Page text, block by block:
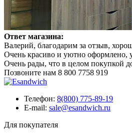
Ответ магазина:
Валерий, благодарим за отзыв,
Очень красиво и уютно оформлено,
Очень рады, что в целом покупкой
Позвоните нам 8 800 7758 919
Телефон: 8(800) 775-89-19
E-mail: sale@esandwich.ru
Для покупателя